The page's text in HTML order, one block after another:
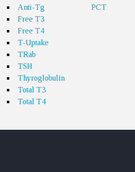
Anti-Tg
Free T3
Free T4
T-Uptake
TRab
TSH
Thyroglobulin
Total T3
Total T4
PCT